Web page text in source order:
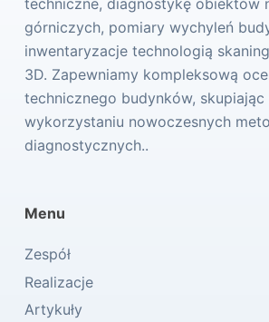
górniczych, pomiary wychyleń
inwentaryzacje technologią
3D. Zapewniamy kompleksową
technicznego budynków,
wykorzystaniu nowoczesnych
diagnostycznych..
Menu
Zespół
Realizacje
Artykuły